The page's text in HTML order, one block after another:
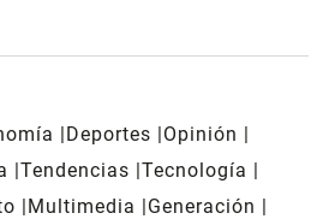
Deportes
Opinión
Tendencias Tecnología
Multimedia
Generación